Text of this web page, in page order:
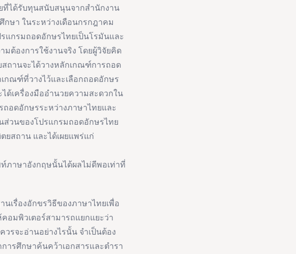
ที่ได้รับทุนสนับสนุนจากสำนักงาน
ษา ในระหว่างเดือนกรกฎาคม
แกรมถอดอักษรไทยเป็นโรมันและ
ต้องการใช้งานจริง โดยผู้วิจัยคิด
ถานจะได้วางหลักเกณฑ์การถอด
กณฑ์ที่วางไว้และเลือกถอดอักษร
ด้เครื่องมืออำนวยความสะดวกใน
อดอักษรระหว่างภาษาไทยและ
ส่วนของโปรแกรมถอดอักษรไทย
สถาน และได้เผยแพร่แก่
าษาอังกฤษนั้นได้ผลไม่ดีพอเท่าที่
เรื่องอักขรวิธีของภาษาไทยเพื่อ
อมพิวเตอร์สามารถแยกแยะว่า
รจะอ่านอย่างไรนั้น จำเป็นต้อง
ารศึกษาค้นคว้าเอกสารและตำรา